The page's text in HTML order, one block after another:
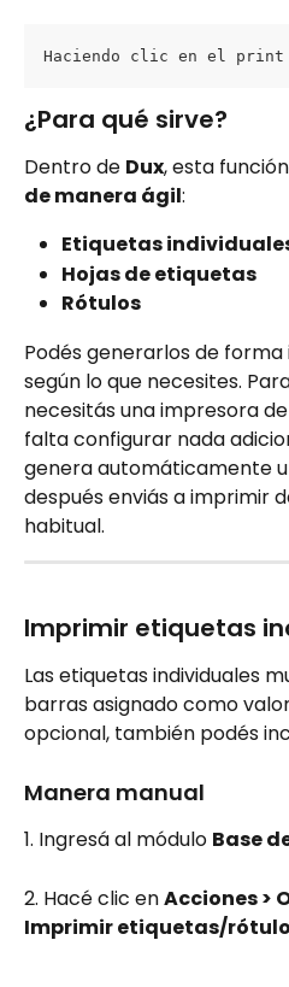
Haciendo clic en el print
¿Para qué sirve?
Dentro de Dux, esta
de manera ágil:
Etiquetas
Hojas de etiquetas
Rótulos
Podés generarlos de forma
según lo que necesites.
necesitás una impresora
falta configurar nada
genera automáticamente
después enviás a imprimir
habitual.
Imprimir etiquetas
Las etiquetas individuales
barras asignado como
opcional, también podés
Manera manual
1. Ingresá al módulo Base
2. Hacé clic en Acciones >
Imprimir etiquetas/